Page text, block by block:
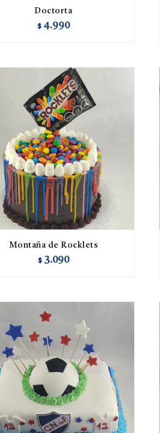
Doctorta
$ 4.990
Montaña de Rocklets
$ 3.090